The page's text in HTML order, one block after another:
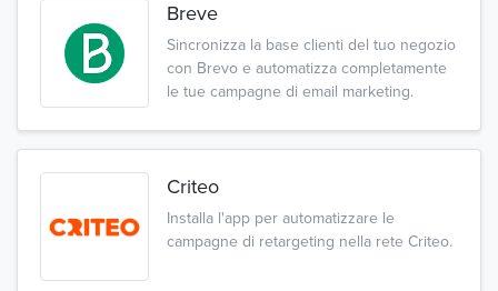
Breve
Sincronizza la base clienti del tuo negozio
con Brevo e automatizza completamente
le tue campagne di email marketing.
Criteo
Installa l'app per automatizzare le
campagne di retargeting nella rete Criteo.